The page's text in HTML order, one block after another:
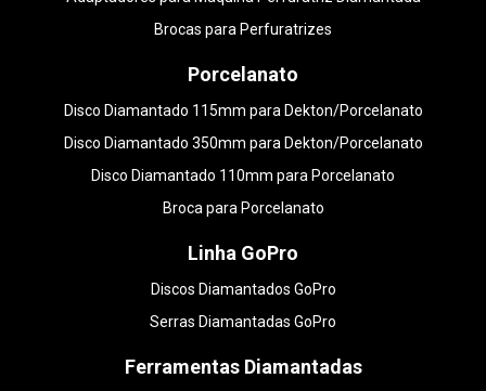
Brocas para Perfuratrizes
Porcelanato
Disco Diamantado 115mm para Dekton/Porcelanato
Disco Diamantado 350mm para Dekton/Porcelanato
Disco Diamantado 110mm para Porcelanato
Broca para Porcelanato
Linha GoPro
Discos Diamantados GoPro
Serras Diamantadas GoPro
Ferramentas Diamantadas